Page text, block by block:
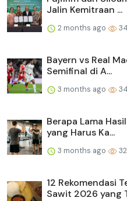
Jalin Kemitraan ...
2 months ago
Bayern vs Real
Semifinal di A...
3 months ago
Berapa Lama
yang Harus Ka...
3 months ago
12 Rekomendasi
Sawit 2026 yang